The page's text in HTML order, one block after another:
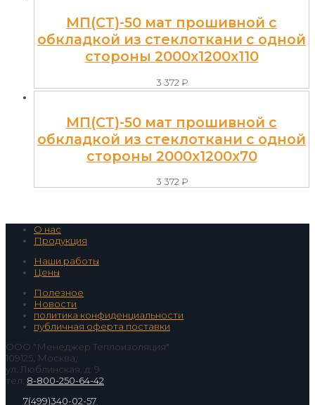
МП(СТ)-50 мат прошивной с
обкладкой из стеклоткани с одной
стороны 2000x1200x110
3 372 ₽
МП(СТ)-50 мат прошивной с
обкладкой из стеклоткани с одной
стороны 2000x1200x70
3 372 ₽
О нас
Продукция
Наши работы
Цены
Полезное
Новости
политика конфиденциальности
публичная оферта поставки
ООО "Менеджер Теплоизоляция"
109125, Москва,
ул. Люблинская, д. 9
тел. 8-800-250-64-42
7(499)340-02-57